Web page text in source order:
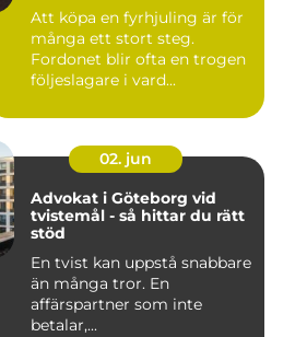
Att köpa en fyrhjuling är för
många ett stort steg.
Fordonet blir ofta en trogen
följeslagare i vard...
02. jun
Advokat i Göteborg vid
tvistemål - så hittar du rätt
stöd
En tvist kan uppstå snabbare
än många tror. En
affärspartner som inte
betalar,...